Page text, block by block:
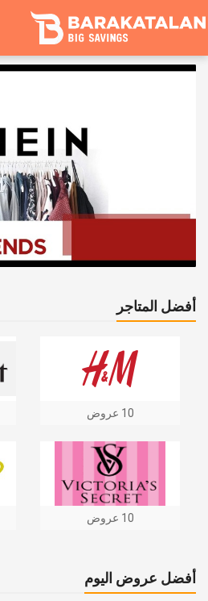
أفضل المتاجر
10 عروض
10 عروض
أفضل عروض اليوم